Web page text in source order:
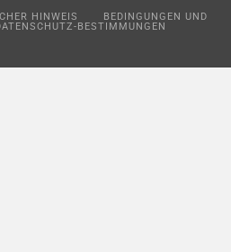
HINWEIS
BEDINGUNGEN UND
BESTIMMUNGEN